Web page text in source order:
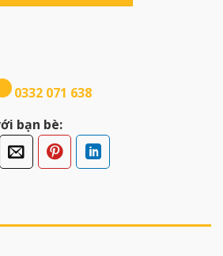
0332 071 638
bạn bè: